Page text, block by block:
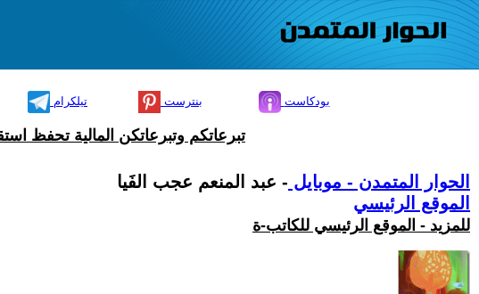
تيلكرام بنترست بودكاست
تبرعاتكم وتبرعاتكن المالية تحفظ
الحوار المتمدن - موبايل - عبد المنعم عجب الفَيا
الموقع الرئيسي
للمزيد - الموقع الرئيسي للكاتب-ة